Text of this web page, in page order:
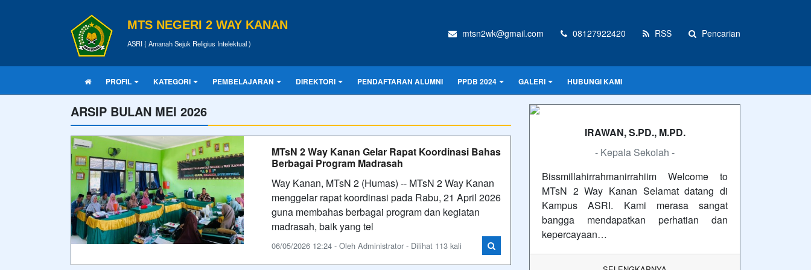
MTS NEGERI 2 WAY KANAN
ASRI ( Amanah Sejuk Religius Intelektual )
mtsn2wk@gmail.com 08127922420 RSS Pencarian
PROFIL KATEGORI PEMBELAJARAN DIREKTORI PENDAFTARAN ALUMNI PPDB 2024 GALERI HUBUNGI KAMI
ARSIP BULAN MEI 2026
MTsN 2 Way Kanan Gelar Rapat Koordinasi Bahas
Berbagai Program Madrasah
Way Kanan, MTsN 2 (Humas) -- MTsN 2 Way Kanan
menggelar rapat koordinasi pada Rabu, 21 April 2026
guna membahas berbagai program dan kegiatan
madrasah, baik yang tel
06/05/2026 12:24 - Oleh Administrator - Dilihat 113 kali
IRAWAN, S.PD., M.PD.
- Kepala Sekolah -
Bissmillahirrahmanirrahiim Welcome to
MTsN 2 Way Kanan Selamat datang di
Kampus ASRI. Kami merasa sangat
bangga mendapatkan perhatian dan
kepercayaan…